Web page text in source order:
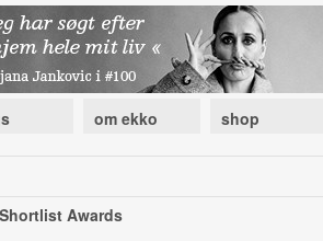
om ekko shop
Awards